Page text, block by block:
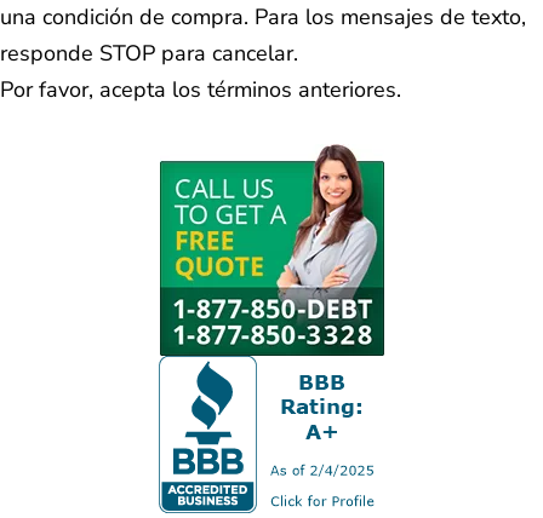
una condición de compra. Para los mensajes de texto,
responde STOP para cancelar.
Por favor, acepta los términos anteriores.